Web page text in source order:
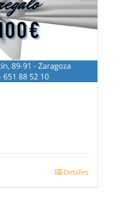
Detalles